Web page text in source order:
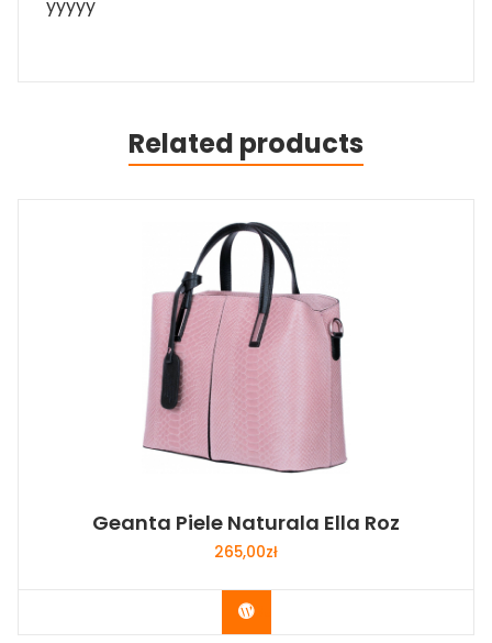
yyyyy
Related products
Geanta Piele Naturala Ella Roz
265,00zł
Buy Now